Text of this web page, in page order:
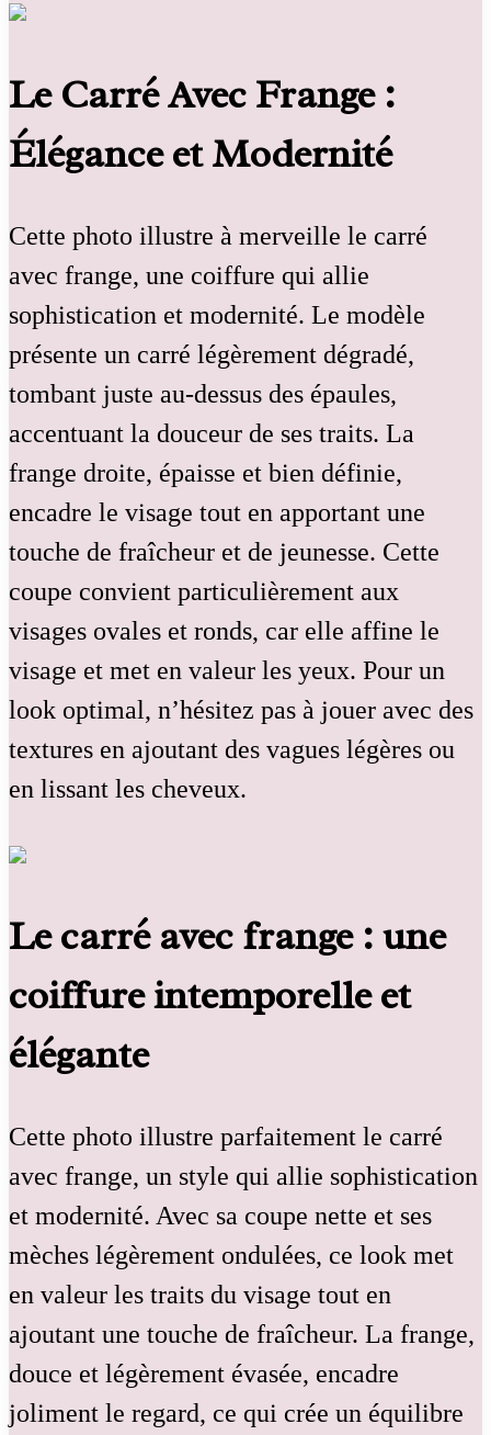
Le Carré Avec Frange :
Élégance et Modernité
Cette photo illustre à merveille le carré
avec frange, une coiffure qui allie
sophistication et modernité. Le modèle
présente un carré légèrement dégradé,
tombant juste au-dessus des épaules,
accentuant la douceur de ses traits. La
frange droite, épaisse et bien définie,
encadre le visage tout en apportant une
touche de fraîcheur et de jeunesse. Cette
coupe convient particulièrement aux
visages ovales et ronds, car elle affine le
visage et met en valeur les yeux. Pour un
look optimal, n’hésitez pas à jouer avec des
textures en ajoutant des vagues légères ou
en lissant les cheveux.
Le carré avec frange : une
coiffure intemporelle et
élégante
Cette photo illustre parfaitement le carré
avec frange, un style qui allie sophistication
et modernité. Avec sa coupe nette et ses
mèches légèrement ondulées, ce look met
en valeur les traits du visage tout en
ajoutant une touche de fraîcheur. La frange,
douce et légèrement évasée, encadre
joliment le regard, ce qui crée un équilibre